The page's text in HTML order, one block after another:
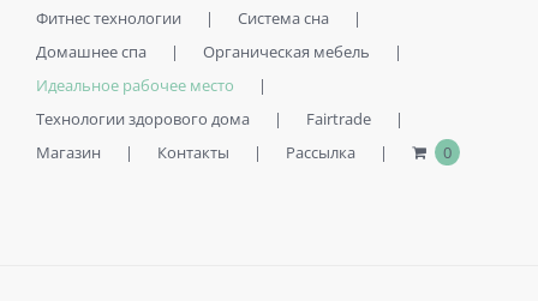
Фитнес технологии
Система сна
Домашнее спа
Органическая мебель
Идеальное рабочее место
Технологии здорового дома
Fairtrade
Магазин
Контакты Рассылка 0